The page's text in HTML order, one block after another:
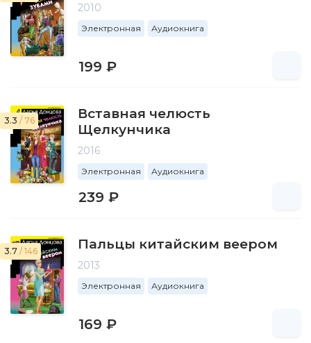
2010
Электронная Аудиокнига
199 ₽
3.3 / 76
Вставная челюсть
Щелкунчика
2016
Электронная Аудиокнига
239 ₽
3.7 / 146 Пальцы китайским веером
2013
Электронная Аудиокнига
169 ₽